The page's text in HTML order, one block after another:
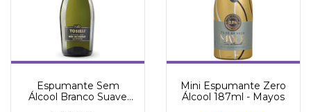
Espumante Sem
Álcool Branco Suave
Mini Espumante Zero
Álcool 187ml - Mayos